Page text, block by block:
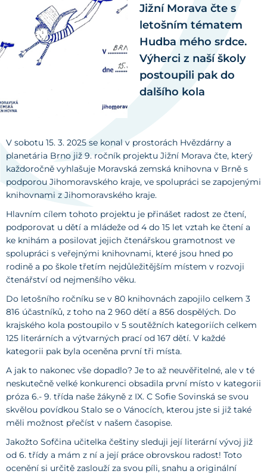
Jižní Morava čte s
letošním tématem
Hudba mého srdce.
Výherci z naší školy
postoupili pak do
dalšího kola
V sobotu 15. 3. 2025 se konal v prostorách Hvězdárny a
planetária Brno již 9. ročník projektu Jižní Morava čte, který
každoročně vyhlašuje Moravská zemská knihovna v Brně s
podporou Jihomoravského kraje, ve spolupráci se zapojenými
knihovnami z Jihomoravského kraje.
Hlavním cílem tohoto projektu je přinášet radost ze čtení,
podporovat u dětí a mládeže od 4 do 15 let vztah ke čtení a
ke knihám a posilovat jejich čtenářskou gramotnost ve
spolupráci s veřejnými knihovnami, které jsou hned po
rodině a po škole třetím nejdůležitějším místem v rozvoji
čtenářství od nejmenšího věku.
Do letošního ročníku se v 80 knihovnách zapojilo celkem 3
816 účastníků, z toho na 2 960 dětí a 856 dospělých. Do
krajského kola postoupilo v 5 soutěžních kategoriích celkem
125 literárních a výtvarných prací od 167 dětí. V každé
kategorii pak byla oceněna první tři místa.
A jak to nakonec vše dopadlo? Je to až neuvěřitelné, ale v té
neskutečně velké konkurenci obsadila první místo v kategorii
próza 6.- 9. třída naše žákyně z IX. C Sofie Sovinská se svou
skvělou povídkou Stalo se o Vánocích, kterou jste si již také
měli možnost přečíst v našem časopise.
Jakožto Sofčina učitelka češtiny sleduji její literární vývoj již
od 6. třídy a mám z ní a její práce obrovskou radost! Toto
ocenění si určitě zaslouží za svou píli, snahu a originální